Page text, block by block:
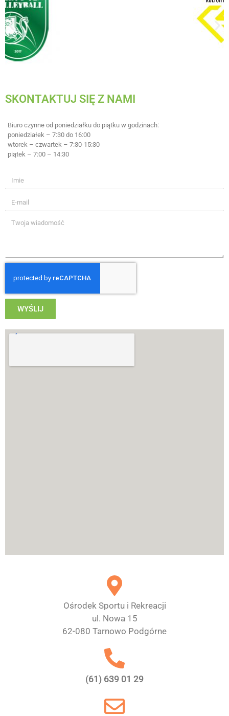
SKONTAKTUJ SIĘ Z NAMI
Biuro czynne od poniedziałku do piątku w godzinach:
poniedziałek – 7:30 do 16:00
wtorek – czwartek – 7:30-15:30
piątek – 7:00 – 14:30
WYŚLIJ
Ośrodek Sportu i Rekreacji
ul. Nowa 15
62-080 Tarnowo Podgórne
(61) 639 01 29